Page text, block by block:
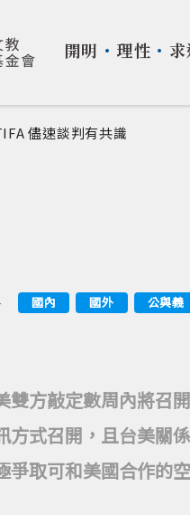
開明 ・ 理性 ・
儘速談判有共識
國內 國外 公與義
雙方敲定數周內將召
方式召開，且台美關
爭取可和美國合作的